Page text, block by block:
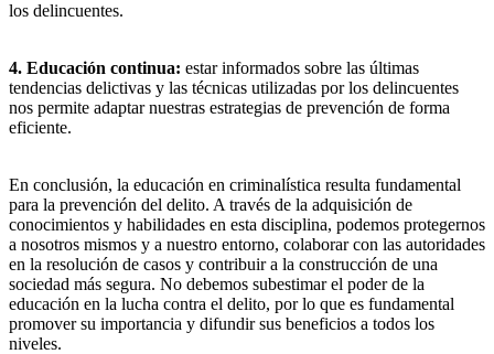
los delincuentes.
4. Educación continua: estar informados sobre las últimas
tendencias delictivas y las técnicas utilizadas por los delincuentes
nos permite adaptar nuestras estrategias de prevención de forma
eficiente.
En conclusión, la educación en criminalística resulta fundamental
para la prevención del delito. A través de la adquisición de
conocimientos y habilidades en esta disciplina, podemos protegernos
a nosotros mismos y a nuestro entorno, colaborar con las autoridades
en la resolución de casos y contribuir a la construcción de una
sociedad más segura. No debemos subestimar el poder de la
educación en la lucha contra el delito, por lo que es fundamental
promover su importancia y difundir sus beneficios a todos los
niveles.